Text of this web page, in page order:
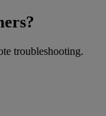
troubleshooting.